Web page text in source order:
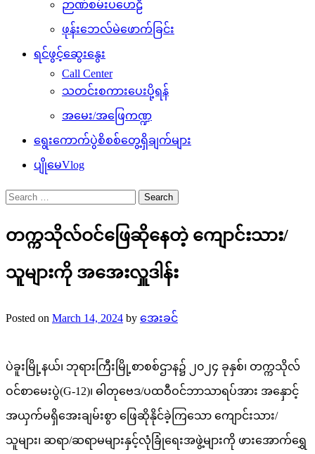
ဉာဏ်စမ်းပဟေဠိ
ဖုန်းဘေလ်မဲဖောက်ခြင်း
ရင်ဖွင့်ဆွေးနွေး
Call Center
သတင်းစကားပေးပို့ရန်
အမေး/အဖြေကဏ္ဍ
ရွေးကောက်ပွဲစိစစ်တွေ့ရှိချက်များ
ပျိုမေVlog
Search
for:
တက္ကသိုလ်ဝင်ဖြေဆိုနေတဲ့ ကျောင်းသား/
သူများကို အအေးလှူဒါန်း
Posted on March 14, 2024 by အေးခင်
ပဲခူးမြို့နယ်၊ ဘုရားကြီးမြို့စာစစ်ဌာန၌ ၂၀၂၄ ခုနှစ်၊ တက္ကသိုလ်
ဝင်စာမေးပွဲ(G-12)၊ ဓါတုဗေဒ/ပထဝီဝင်ဘာသာရပ်အား အနှောင့်
အယှက်မရှိအေးချမ်းစွာ ဖြေဆိုနိုင်ခဲ့ကြသော ကျောင်းသား/
သူများ၊ ဆရာ/ဆရာမများနှင့်လုံခြုံရေးအဖွဲ့များကို ဖားအောက်ရွှေ